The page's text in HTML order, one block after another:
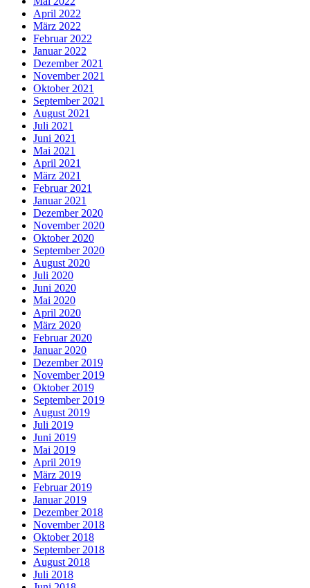
April 2022
März 2022
Februar 2022
Januar 2022
Dezember 2021
November 2021
Oktober 2021
September 2021
August 2021
Juli 2021
Juni 2021
Mai 2021
April 2021
März 2021
Februar 2021
Januar 2021
Dezember 2020
November 2020
Oktober 2020
September 2020
August 2020
Juli 2020
Juni 2020
Mai 2020
April 2020
März 2020
Februar 2020
Januar 2020
Dezember 2019
November 2019
Oktober 2019
September 2019
August 2019
Juli 2019
Juni 2019
Mai 2019
April 2019
März 2019
Februar 2019
Januar 2019
Dezember 2018
November 2018
Oktober 2018
September 2018
August 2018
Juli 2018